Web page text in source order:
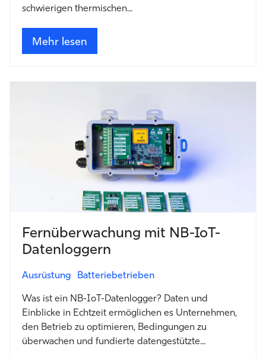
schwierigen thermischen...
Mehr lesen
Fernüberwachung mit NB-IoT-
Datenloggern
Ausrüstung Batteriebetrieben
Was ist ein NB-IoT-Datenlogger? Daten und
Einblicke in Echtzeit ermöglichen es Unternehmen,
den Betrieb zu optimieren, Bedingungen zu
überwachen und fundierte datengestützte...